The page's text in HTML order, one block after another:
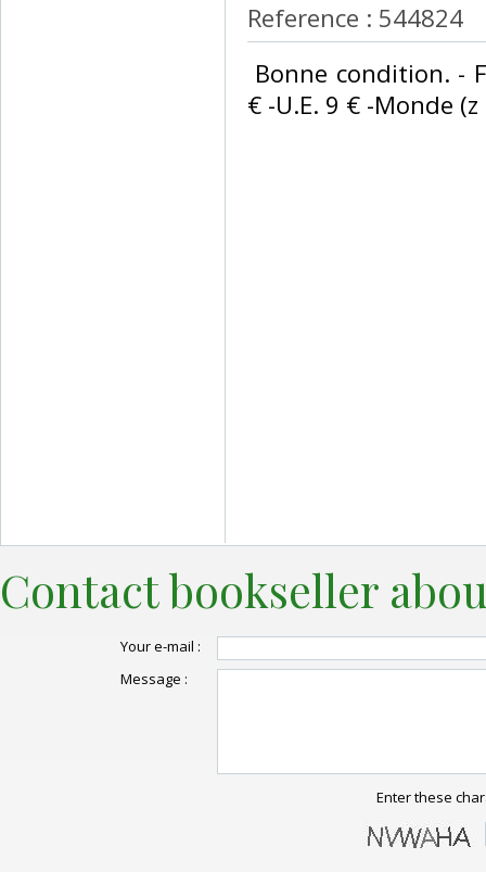
Reference : 544824
Bonne condition. -
€ -U.E. 9 € -Monde
Contact bookseller
Your e-mail :
Message :
Enter these